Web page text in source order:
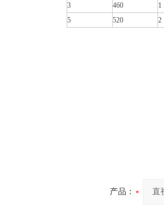
3
460
1
5
520 2
产品：